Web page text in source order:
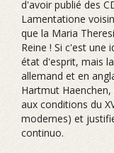
d'avoir publié des
Lamentatione
que la Maria
Reine ! Si c'est une
état d'esprit, mais
allemand et en
Hartmut
aux conditions du
modernes) et
continuo.